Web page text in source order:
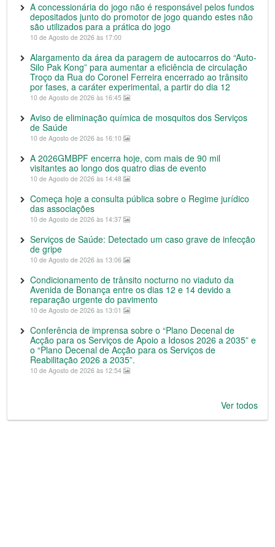
A concessionária do jogo não é responsável pelos fundos
depositados junto do promotor de jogo quando estes não
são utilizados para a prática do jogo
10 de Agosto de 2026 às 17:00
Alargamento da área da paragem de autocarros do “Auto-
Silo Pak Kong” para aumentar a eficiência de circulação
Troço da Rua do Coronel Ferreira encerrado ao trânsito
por fases, a caráter experimental, a partir do dia 12
10 de Agosto de 2026 às 16:45
Aviso de eliminação química de mosquitos dos Serviços
de Saúde
10 de Agosto de 2026 às 16:10
A 2026GMBPF encerra hoje, com mais de 90 mil
visitantes ao longo dos quatro dias de evento
10 de Agosto de 2026 às 14:48
Começa hoje a consulta pública sobre o Regime jurídico
das associações
10 de Agosto de 2026 às 14:37
Serviços de Saúde: Detectado um caso grave de infecção
de gripe
10 de Agosto de 2026 às 13:06
Condicionamento de trânsito nocturno no viaduto da
Avenida de Bonança entre os dias 12 e 14 devido a
reparação urgente do pavimento
10 de Agosto de 2026 às 13:01
Conferência de imprensa sobre o “Plano Decenal de
Acção para os Serviços de Apoio a Idosos 2026 a 2035” e
o “Plano Decenal de Acção para os Serviços de
Reabilitação 2026 a 2035”.
10 de Agosto de 2026 às 12:54
Ver todos